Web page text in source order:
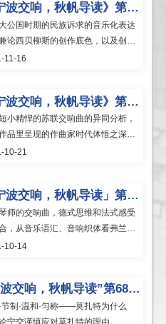
《宁波交响，秋帆导读》第69期「西北望 射天狼——西贝柳斯第二交响曲解读」
公国时期的民族诉求的音乐化表达
西贝柳斯的创作底色，以及创作
后的谜团。
11-16
《宁波交响，秋帆导读》第71期「仿古与反讽：普一及肖九的创作心史」
小精悍的苏联交响曲的异同分析，
品里呈现的作曲家时代体悟之深
10-21
「宁波交响，秋帆导读」第70期《从问号到惊叹号：弗兰克交响曲面面观》
师的交响曲，德式思维和法式感受
，从音乐语汇、音响织体看弗兰克
。
10-14
“宁波交响，秋帆导读”第68期《在海顿和贝多芬之间—莫扎特交响曲创作综述》
节制·温和·匀称——莫扎特为什么
宁交谨慎应对莫扎特的理由。